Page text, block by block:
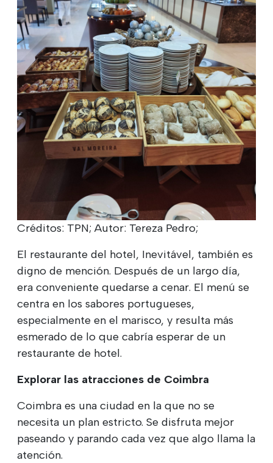
Créditos: TPN; Autor: Tereza Pedro;
El restaurante del hotel, Inevitável, también es
digno de mención. Después de un largo día,
era conveniente quedarse a cenar. El menú se
centra en los sabores portugueses,
especialmente en el marisco, y resulta más
esmerado de lo que cabría esperar de un
restaurante de hotel.
Explorar las atracciones de Coimbra
Coimbra es una ciudad en la que no se
necesita un plan estricto. Se disfruta mejor
paseando y parando cada vez que algo llama la
atención.